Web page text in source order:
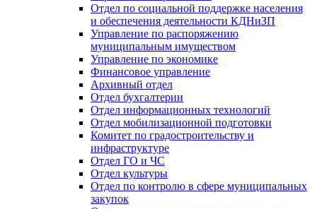
Отдел по социальной поддержке населения
и обеспечения деятельности КДНиЗП
Управление по распоряжению
муниципальным имуществом
Управление по экономике
Финансовое управление
Архивный отдел
Отдел бухгалтерии
Отдел информационных технологий
Отдел мобилизационной подготовки
Комитет по градостроительству и
инфраструктуре
Отдел ГО и ЧС
Отдел культуры
Отдел по контролю в сфере муниципальных
закупок